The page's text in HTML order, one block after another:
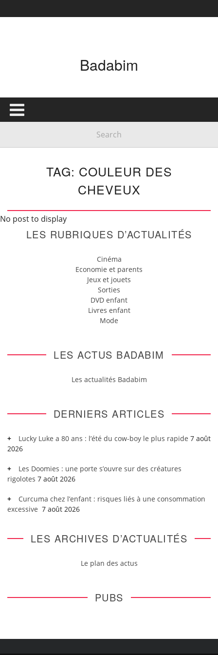
Badabim
TAG: COULEUR DES
CHEVEUX
No post to display
LES RUBRIQUES D’ACTUALITÉS
Cinéma
Economie et parents
Jeux et jouets
Sorties
DVD enfant
Livres enfant
Mode
LES ACTUS BADABIM
Les actualités Badabim
DERNIERS ARTICLES
Lucky Luke a 80 ans : l’été du cow-boy le plus rapide 7 août
2026
Les Doomies : une porte s’ouvre sur des créatures
rigolotes 7 août 2026
Curcuma chez l’enfant : risques liés à une consommation
excessive 7 août 2026
LES ARCHIVES D’ACTUALITÉS
Le plan des actus
PUBS